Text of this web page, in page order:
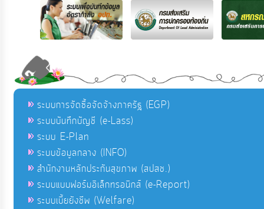
ระบบการจัดซื้อจัดจ้างภาครัฐ (EGP)
ระบบบันทึกบัญชี (e-Lass)
ระบบ E-Plan
ระบบข้อมูลกลาง (INFO)
สำนักงานหลักประกันสุขภาพ (สปสช.)
ระบบแบบฟอร์มอิเล็กทรอนิกส์ (e-Report)
ระบบเบี้ยยังชีพ (Welfare)